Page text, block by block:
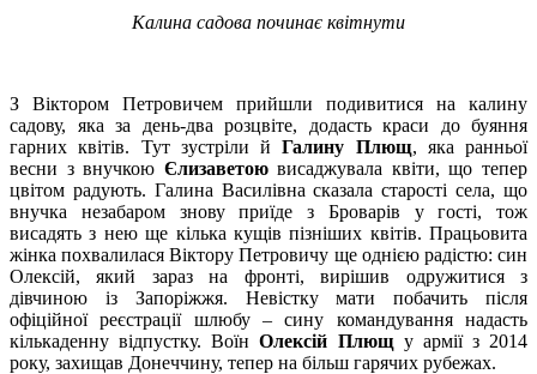
Калина садова починає квітнути
З Віктором Петровичем прийшли подивитися на калину
садову, яка за день-два розцвіте, додасть краси до буяння
гарних квітів. Тут зустріли йГалину Плющ, яка ранньої
весни з внучкою Єлизаветоювисаджувала квіти, що тепер
цвітом радують. Галина Василівна сказала старості села, що
внучка незабаром знову приїде з Броварів у гості, тож
висадять з нею ще кілька кущів пізніших квітів. Працьовита
жінка похвалилася Віктору Петровичу ще однією радістю: син
Олексій, який зараз на фронті, вирішив одружитися з
дівчиною із Запоріжжя. Невістку мати побачить після
офіційної реєстрації шлюбу – сину командування надасть
кількаденну відпустку. ВоїнОлексій Плющ у армії з 2014
року, захищав Донеччину, тепер на більш гарячих рубежах.